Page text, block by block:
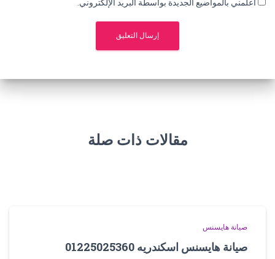
أعلمني بالمواضيع الجديدة بواسطة البريد الإلكتروني.
مقالات ذات صلة
صيانة هايسنس
صيانة هايسنس اسكندريه 01225025360